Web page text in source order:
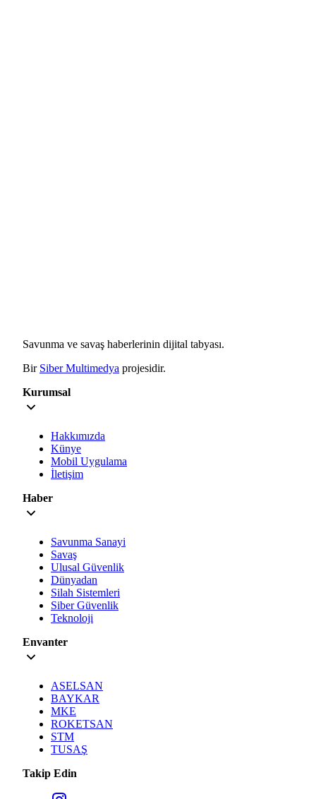
Savunma ve savaş haberlerinin dijital tabyası.
Bir Siber Multimedya projesidir.
Kurumsal
Hakkımızda
Künye
Mobil Uygulama
İletişim
Haber
Savunma Sanayi
Savaş
Ulusal Güvenlik
Dünyadan
Silah Sistemleri
Siber Güvenlik
Teknoloji
Envanter
ASELSAN
BAYKAR
MKE
ROKETSAN
STM
TUSAŞ
Takip Edin